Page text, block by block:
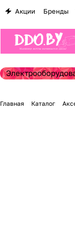
Акции Бренды
Главная Каталог